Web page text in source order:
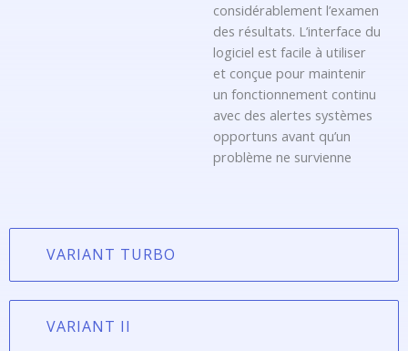
VARIANT TURBO
VARIANT II
considérablement l’examen
des résultats. L’interface du
logiciel est facile à utiliser
et conçue pour maintenir
un fonctionnement continu
avec des alertes systèmes
opportuns avant qu’un
problème ne survienne